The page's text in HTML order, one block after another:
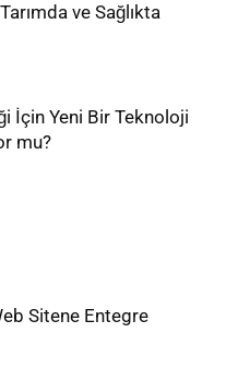
ve Sağlıkta
İçin Yeni Bir Teknoloji
mu?
Sitene Entegre